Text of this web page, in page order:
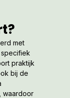
met
praktijk
bij de
waardoor